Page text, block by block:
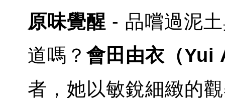
原味覺醒 - 品嚐過泥
道嗎？ 會田由衣（Yui
者，她以敏銳細緻的